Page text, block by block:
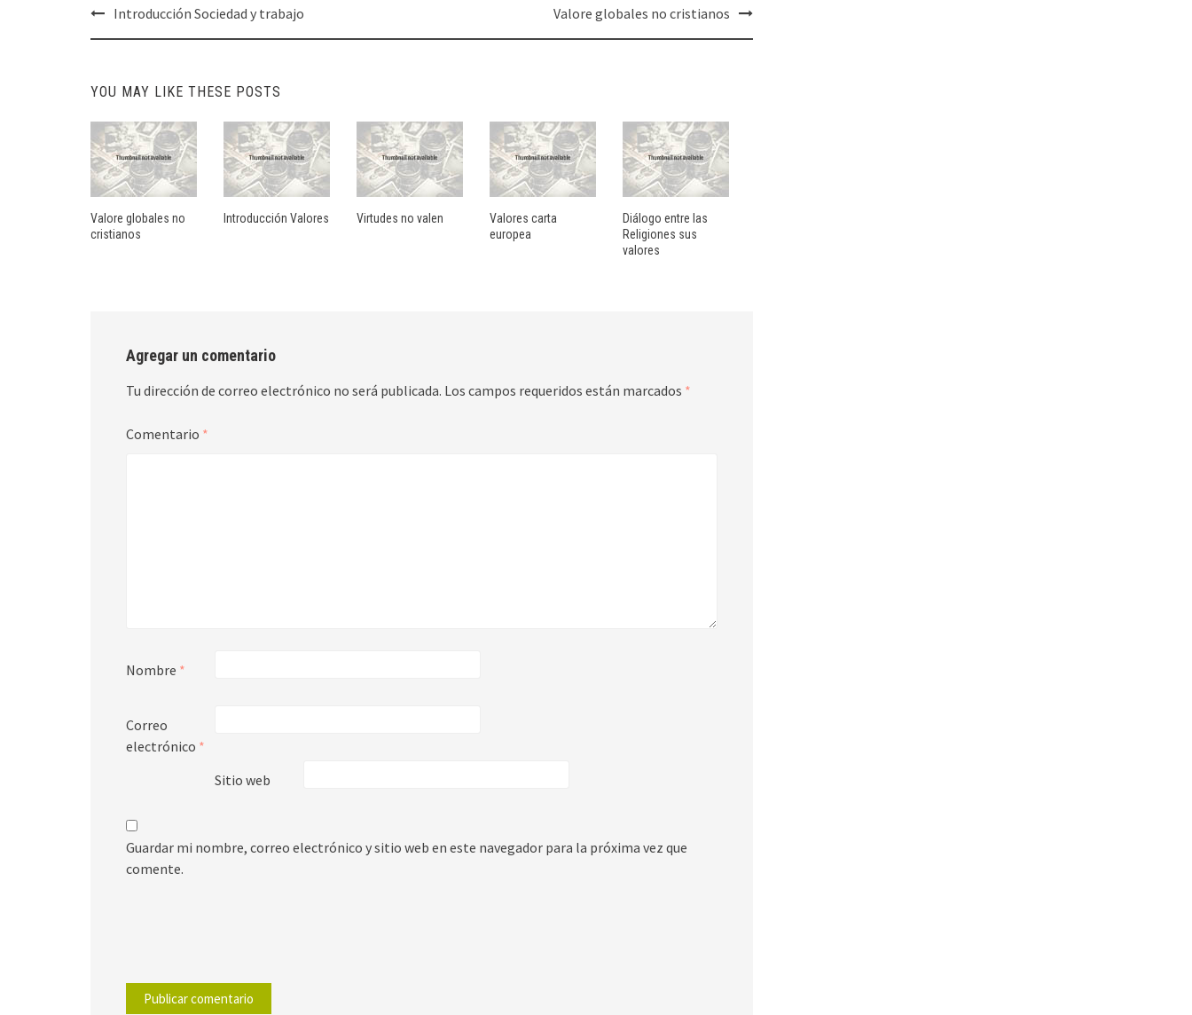
Post
navigation
Introducción Sociedad y trabajo Valore globales no cristianos
YOU MAY LIKE THESE POSTS
Valore globales no
cristianos
Introducción Valores Virtudes no valen
Valores carta
europea
Diálogo entre las
Religiones sus
valores
Agregar un comentario
Tu dirección de correo electrónico no será publicada. Los campos requeridos están marcados *
Comentario *
Nombre *
Correo
electrónico *
Sitio web
Guardar mi nombre, correo electrónico y sitio web en este navegador para la próxima vez que
comente.